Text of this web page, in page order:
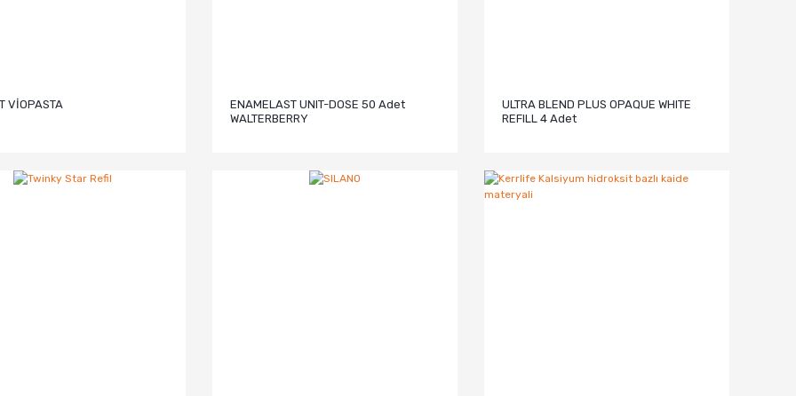
VİOPASTA
ENAMELAST UNIT-DOSE 50 Adet
WALTERBERRY
ULTRA BLEND PLUS OPAQUE WHITE
REFILL 4 Adet